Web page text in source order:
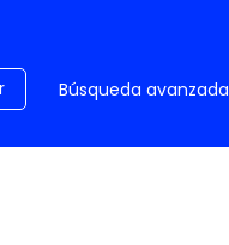
Búsqueda avanzada